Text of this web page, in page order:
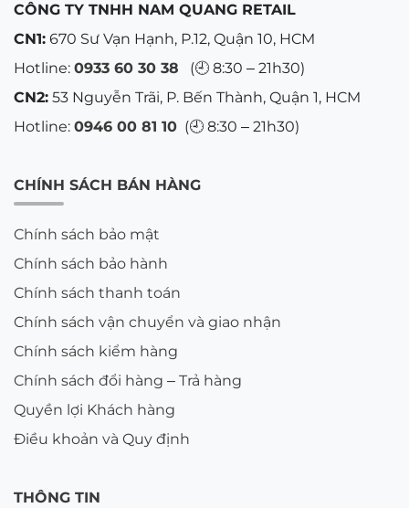
CÔNG TY TNHH NAM QUANG RETAIL
CN1: 670 Sư Vạn Hạnh, P.12, Quận 10, HCM
Hotline: 0933 60 30 38 (🕘 8:30 – 21h30)
CN2: 53 Nguyễn Trãi, P. Bến Thành, Quận 1, HCM
Hotline: 0946 00 81 10 (🕘 8:30 – 21h30)
CHÍNH SÁCH BÁN HÀNG
Chính sách bảo mật
Chính sách bảo hành
Chính sách thanh toán
Chính sách vận chuyển và giao nhận
Chính sách kiểm hàng
Chính sách đổi hàng – Trả hàng
Quyền lợi Khách hàng
Điều khoản và Quy định
THÔNG TIN